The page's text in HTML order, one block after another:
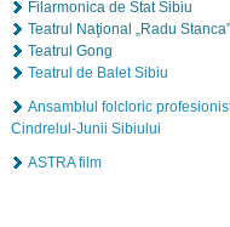
Filarmonica de Stat Sibiu
Teatrul Naţional „Radu Stanca”
Teatrul Gong
Teatrul de Balet Sibiu
Ansamblul folcloric
Cindrelul-Junii Sibiului
ASTRA film